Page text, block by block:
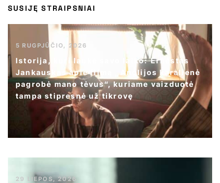
SUSIJĘ STRAIPSNIAI
5 RUGPJŪČIO, 2026
Istorija, kuri laukė savo laiko: Ernestas
Jankauskas apie filmą „Anglijos karalienė
pagrobė mano tėvus“, kuriame vaizduotė
tampa stipresnė už tikrovę
29 LIEPOS, 2026